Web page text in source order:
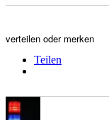
verteilen oder merken
Teilen